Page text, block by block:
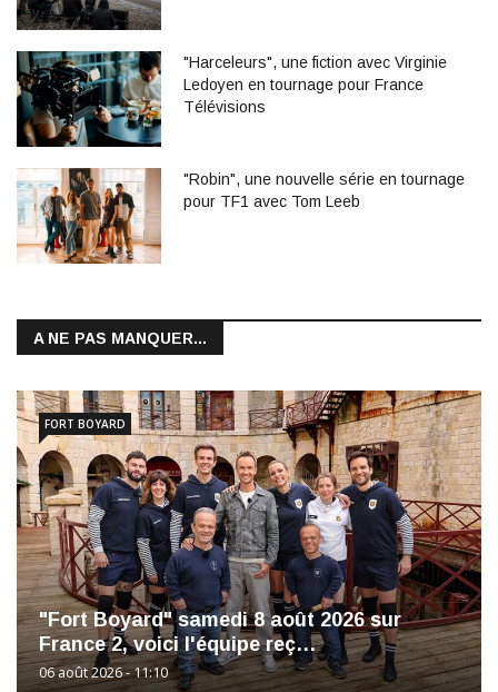
"Harceleurs", une fiction avec Virginie
Ledoyen en tournage pour France
Télévisions
"Robin", une nouvelle série en tournage
pour TF1 avec Tom Leeb
A NE PAS MANQUER...
"Fort Boyard" samedi 8 août 2026 sur
France 2, voici l'équipe reç…
06 août 2026 - 11:10
FORT BOYARD